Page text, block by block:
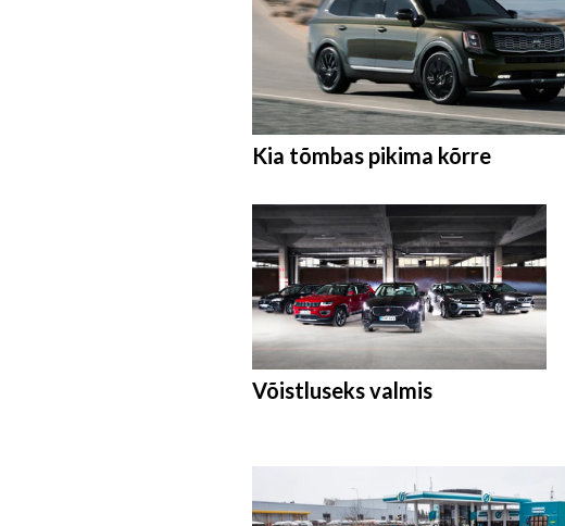
Kia tõmbas pikima kõrre
Võistluseks valmis